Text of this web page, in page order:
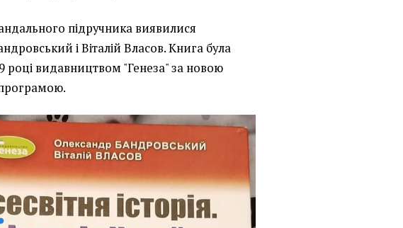
підручника виявилися
і Віталій Власов. Книга була
році видавництвом "Генеза" за новою